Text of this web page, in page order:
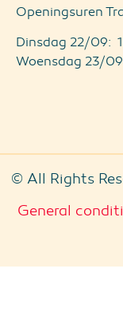
Openingsuren
Dinsdag 22/09:
Woensdag 23/
© All Rights
General